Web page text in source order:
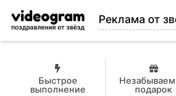
Реклама от
Быстрое
выполнение
подарок